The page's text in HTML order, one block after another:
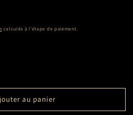
calculés à l'étape de paiement.
au panier